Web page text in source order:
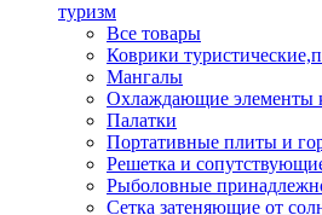
туризм
Все товары
Коврики
Мангалы
Охлаждающие элементы
Палатки
Портативные плиты и
Решетка и
Рыболовные
Сетка затеняющие от